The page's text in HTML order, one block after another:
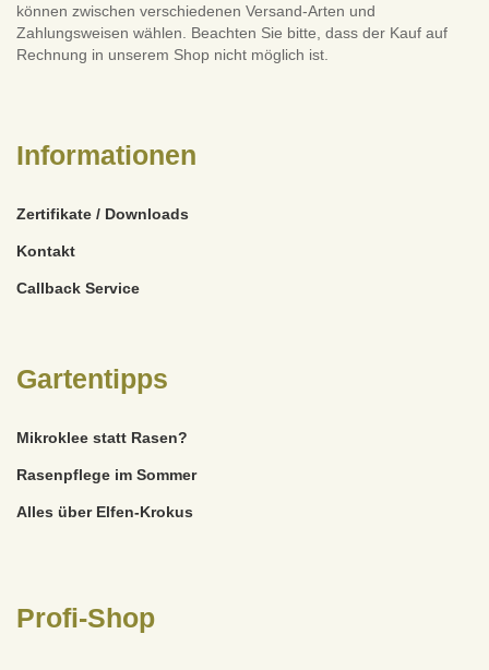
können zwischen verschiedenen Versand-Arten und
Zahlungsweisen wählen. Beachten Sie bitte, dass der Kauf auf
Rechnung in unserem Shop nicht möglich ist.
Informationen
Zertifikate / Downloads
Kontakt
Callback Service
Gartentipps
Mikroklee statt Rasen?
Rasenpflege im Sommer
Alles über Elfen-Krokus
Profi-Shop